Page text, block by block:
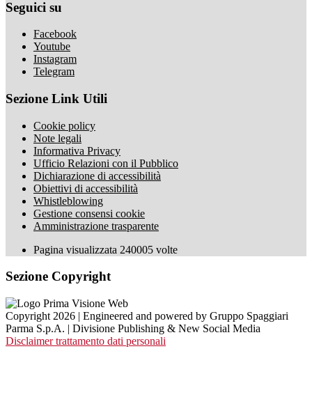
Seguici su
Facebook
Youtube
Instagram
Telegram
Sezione Link Utili
Cookie policy
Note legali
Informativa Privacy
Ufficio Relazioni con il Pubblico
Dichiarazione di accessibilità
Obiettivi di accessibilità
Whistleblowing
Gestione consensi cookie
Amministrazione trasparente
Pagina visualizzata 240005 volte
Sezione Copyright
Copyright 2026 | Engineered and powered by Gruppo Spaggiari
Parma S.p.A. | Divisione Publishing & New Social Media
Disclaimer trattamento dati personali